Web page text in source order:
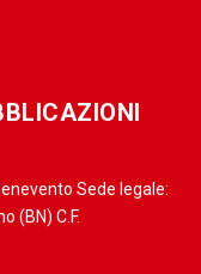
Sede legale:
(BN) C.F.